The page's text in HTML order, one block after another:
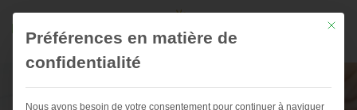
Mit
Préférences en matière de
confidentialité
Nous avons besoin de votre consentement pour continuer à naviguer